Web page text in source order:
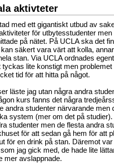
aktivteter
med ett gigantiskt utbud av
för utbytesstudenter men
på nätet. På UCLA ska det
säkert vara värt att kolla,
stan. Via UCLA ordnades
tyckas lite konstigt men
tid för att hitta på något.
läste jag utan några andra
kurs fanns det några
andra studenter närvarande men
system (mer om det på
studenter men de flesta andra
för att sedan gå hem för att
för en drink på stan. Däremot
jag gick med, de hade lite
mer avslappnade.